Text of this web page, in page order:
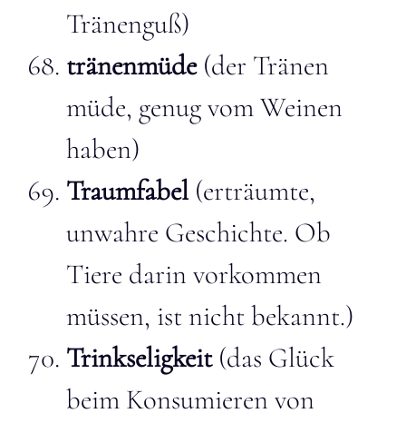
Tränenguß)
tränenmüde(der Tränen
müde, genug vom Weinen
haben)
Traumfabel (erträumte,
unwahre Geschichte. Ob
Tiere darin vorkommen
müssen, ist nicht bekannt.)
Trinkseligkeit(das Glück
beim Konsumieren von